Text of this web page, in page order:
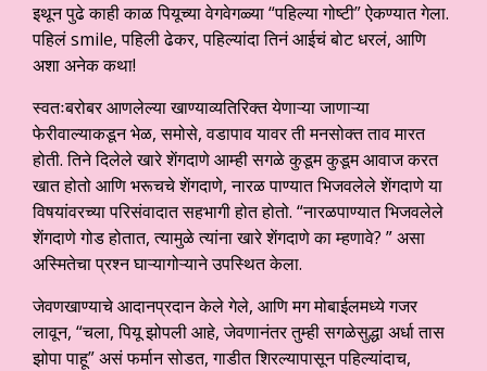
इथून पुढे काही काळ पियूच्या वेगवेगळ्या “पहिल्या गोष्टी” ऐकण्यात गेला.
पहिलं smile, पहिली ढेकर, पहिल्यांदा तिनं आईचं बोट धरलं, आणि
अशा अनेक कथा!
स्वतःबरोबर आणलेल्या खाण्याव्यतिरिक्त येणाऱ्या जाणाऱ्या
फेरीवाल्याकडून भेळ, समोसे, वडापाव यावर ती मनसोक्त ताव मारत
होती. तिने दिलेले खारे शेंगदाणे आम्ही सगळे कुडूम कुडूम आवाज करत
खात होतो आणि भरूचचे शेंगदाणे, नारळ पाण्यात भिजवलेले शेंगदाणे या
विषयांवरच्या परिसंवादात सहभागी होत होतो. “नारळपाण्यात भिजवलेले
शेंगदाणे गोड होतात, त्यामुळे त्यांना खारे शेंगदाणे का म्हणावे? ” असा
अस्मितेचा प्रश्न घाऱ्यागोऱ्याने उपस्थित केला.
जेवणखाण्याचे आदानप्रदान केले गेले, आणि मग मोबाईलमध्ये गजर
लावून, “चला, पियू झोपली आहे, जेवणानंतर तुम्ही सगळेसुद्धा अर्धा तास
झोपा पाहू” असं फर्मान सोडत, गाडीत शिरल्यापासून पहिल्यांदाच,